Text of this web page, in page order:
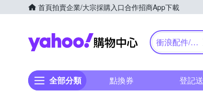
首頁拍賣企業/大宗採購入口合作招商App下載
Yahoo購物中心
衝浪配件/潛
全部分類 點換券 登記送